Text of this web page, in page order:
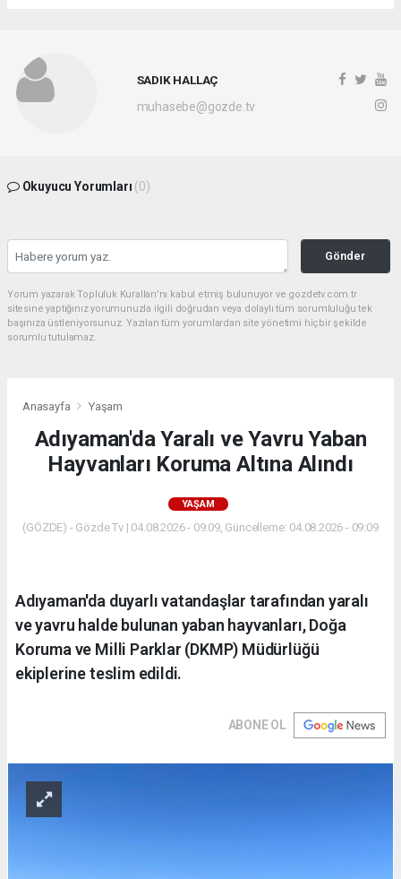
SADIK HALLAÇ
muhasebe@gozde.tv
Okuyucu Yorumları (0)
Gönder
Yorum yazarak Topluluk Kuralları’nı kabul etmiş bulunuyor ve gozdetv.com.tr
sitesine yaptığınız yorumunuzla ilgili doğrudan veya dolaylı tüm sorumluluğu tek
başınıza üstleniyorsunuz. Yazılan tüm yorumlardan site yönetimi hiçbir şekilde
sorumlu tutulamaz.
Anasayfa Yaşam
Adıyaman'da Yaralı ve Yavru Yaban
Hayvanları Koruma Altına Alındı
YAŞAM
(GÖZDE) - Gözde Tv | 04.08.2026 - 09:09, Güncelleme: 04.08.2026 - 09:09
Adıyaman'da duyarlı vatandaşlar tarafından yaralı
ve yavru halde bulunan yaban hayvanları, Doğa
Koruma ve Milli Parklar (DKMP) Müdürlüğü
ekiplerine teslim edildi.
ABONE OL